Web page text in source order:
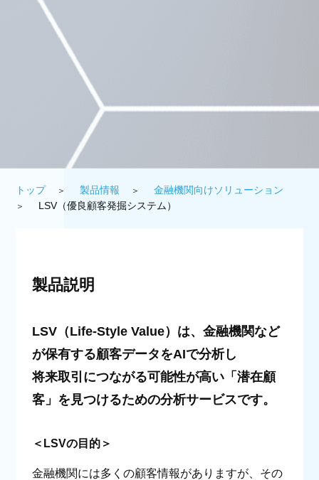
トップ 製品情報
金融機関向けソリューション
LSV（優良顧客発掘システム）
製品説明
LSV（Life-Style Value）は、金融機関など
が保有する顧客データをAIで分析し
将来取引につながる可能性が高い「潜在顧
客」を見つけるための分析サービスです。
＜LSVの目的＞
金融機関には多くの顧客情報がありますが、その